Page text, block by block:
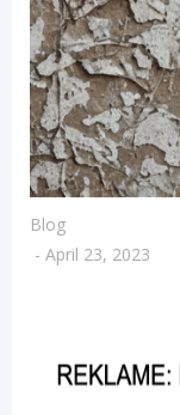
Blog
- April 23, 2023